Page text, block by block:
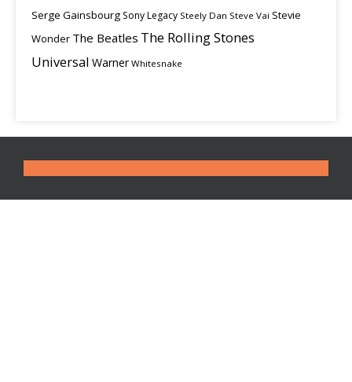
Serge Gainsbourg Sony Legacy Steely Dan Steve Vai Stevie
Wonder The Beatles The Rolling Stones
Universal Warner Whitesnake